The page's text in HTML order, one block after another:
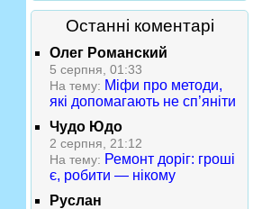
Останні коментарі
Олег Романский
5 серпня, 01:33
На тему: Міфи про методи,
які допомагають не сп’яніти
Чудо Юдо
2 серпня, 21:12
На тему: Ремонт доріг: гроші
є, робити — нікому
Руслан